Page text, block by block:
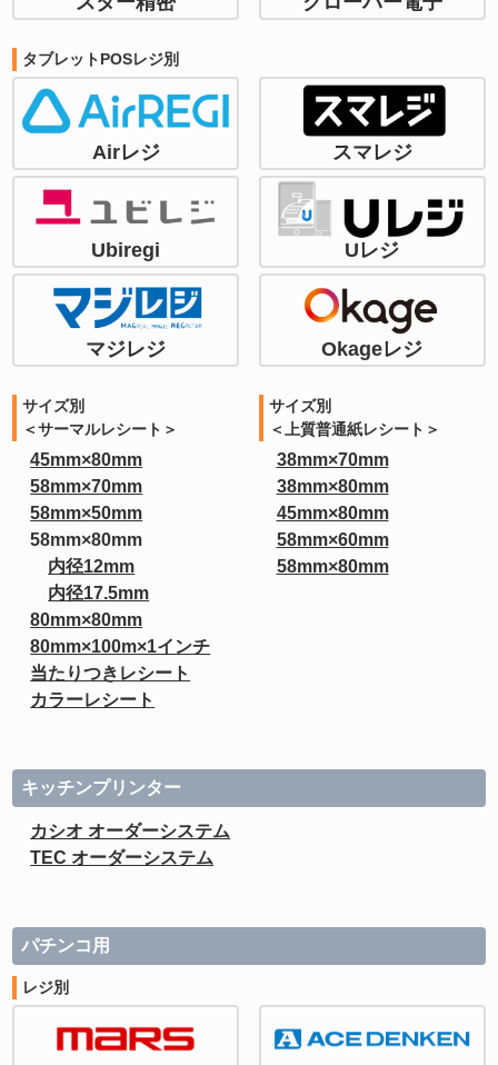
タブレットPOSレジ別
Airレジ スマレジ
Ubiregi Uレジ
マジレジ Okageレジ
サイズ別
＜サーマルレシート＞
45mm×80mm
58mm×70mm
58mm×50mm
58mm×80mm
内径12mm
内径17.5mm
80mm×80mm
80mm×100m×1インチ
当たりつきレシート
カラーレシート
サイズ別
＜上質普通紙レシート＞
38mm×70mm
38mm×80mm
45mm×80mm
58mm×60mm
58mm×80mm
キッチンプリンター
カシオ オーダーシステム
TEC オーダーシステム
パチンコ用
レジ別